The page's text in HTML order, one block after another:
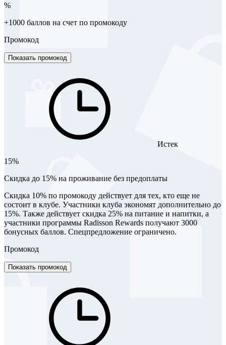
%
+1000 баллов на счет по промокоду
Промокод
Показать промокод
Истек
15%
Скидка до 15% на проживание без предоплаты
Скидка 10% по промокоду действует для тех, кто еще не
состоит в клубе. Участники клуба экономят дополнительно до
15%. Также действует скидка 25% на питание и напитки, а
участники программы Radisson Rewards получают 3000
бонусных баллов. Спецпредложение ограничено.
Промокод
Показать промокод